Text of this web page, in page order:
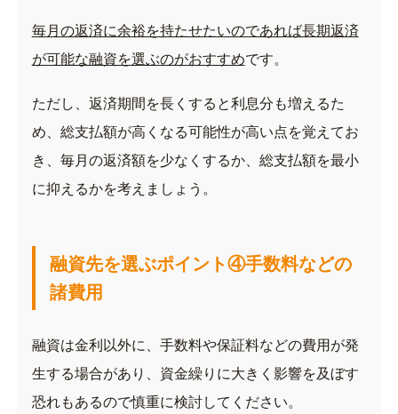
毎月の返済に余裕を持たせたいのであれば長期返済
が可能な融資を選ぶのがおすすめです。
ただし、返済期間を長くすると利息分も増えるた
め、総支払額が高くなる可能性が高い点を覚えてお
き、毎月の返済額を少なくするか、総支払額を最小
に抑えるかを考えましょう。
融資先を選ぶポイント④手数料などの
諸費用
融資は金利以外に、手数料や保証料などの費用が発
生する場合があり、資金繰りに大きく影響を及ぼす
恐れもあるので慎重に検討してください。